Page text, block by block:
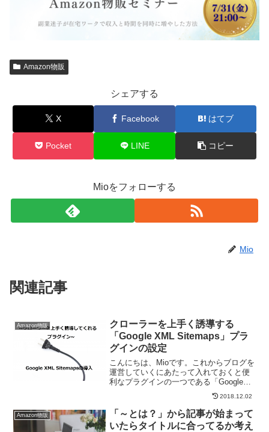
Amazon物販
シェアする
X Facebook はてブ
Pocket LINE コピー
Mioをフォローする
Mio
関連記事
Amazon物販
クローラーを上手く誘導する
「Google XML Sitemaps」プラ
グインの設定
こんにちは、Mioです。これからブログを
運営していくにあたって入れておくと便
利なプラグインの一つである「Google
XML Sitemaps」をご紹介します。新しい
記事を投稿したり、更新するとクローラ
ーが巡回してブログを見てくれますが巡
回...
2018.12.02
Amazon物販
「～とは？」から記事が始まって
いたらタイトルに合ってるか考え